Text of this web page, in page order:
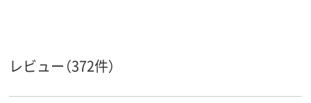
レビュー（372件）